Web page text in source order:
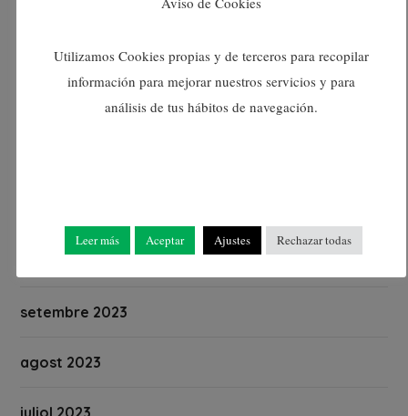
febrer 2024
setembre 2023
agost 2023
Utilizamos Cookies propias y de terceros para recopilar
información para mejorar nuestros servicios y para
análisis de tus hábitos de navegación.
Leer más Aceptar Ajustes Rechazar todas